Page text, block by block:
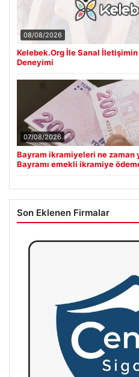
08/08/2026
Kelebek.Org İle Sanal
Deneyimi
07/08/2026
Bayram ikramiyeleri ne zaman
Bayramı emekli ikramiye
Son Eklenen Firmalar